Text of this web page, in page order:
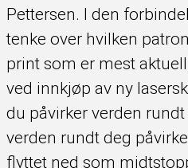
Pettersen. I den
tenke over hvilken
print som er mest
ved innkjøp av ny
du påvirker verden
verden rundt deg
flyttet ned som